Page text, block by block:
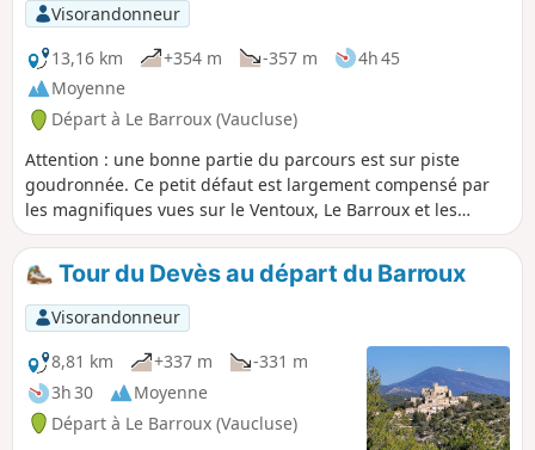
Visorandonneur
13,16 km
+354 m -357 m
4h 45
Moyenne
Départ à Le Barroux (Vaucluse)
Attention : une bonne partie du parcours est sur piste
goudronnée. Ce petit défaut est largement compensé par
les magnifiques vues sur le Ventoux, Le Barroux et les
Dentelles de Montmirail. Possibilité de pique-niquer à côté
de l'Abbaye Notre-Dame-de l'Annonciation.
Tour du Devès au départ du Barroux
Visorandonneur
8,81 km
+337 m
-331 m
3h 30
Moyenne
Départ à Le Barroux (Vaucluse)